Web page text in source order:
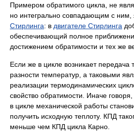
Примером обратимого цикла, не
но интегрально совпадающим с ним,
Стирлинга: в двигателе Стирлинга
обеспечивающий полное
достижением обратимости и тех же
Если же в цикле возникает передача
разности температур, а таковыми
реализации термодинамических
свойство обратимости. Иначе
в цикле механической работы
получить исходную теплоту. КПД
меньше чем КПД цикла Карно.